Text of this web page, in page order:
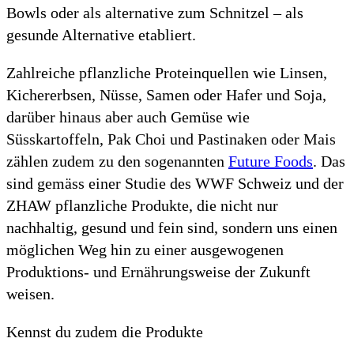
Bowls oder als alternative zum Schnitzel – als
gesunde Alternative etabliert.
Zahlreiche pflanzliche Proteinquellen wie Linsen,
Kichererbsen, Nüsse, Samen oder Hafer und Soja,
darüber hinaus aber auch Gemüse wie
Süsskartoffeln, Pak Choi und Pastinaken oder Mais
zählen zudem zu den sogenannten Future Foods. Das
sind gemäss einer Studie des WWF Schweiz und der
ZHAW pflanzliche Produkte, die nicht nur
nachhaltig, gesund und fein sind, sondern uns einen
möglichen Weg hin zu einer ausgewogenen
Produktions- und Ernährungsweise der Zukunft
weisen.
Kennst du zudem die Produkte